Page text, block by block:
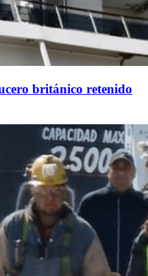
británico retenido